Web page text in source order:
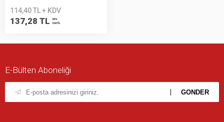
114,40 TL + KDV
137,28 TL
KDV
DAHİL
E-Bülten Aboneliği